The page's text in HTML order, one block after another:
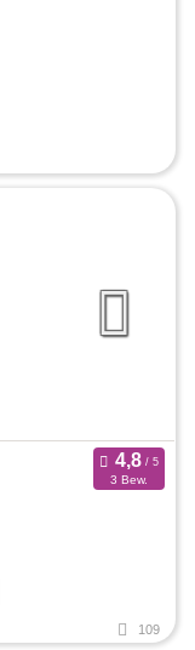
3 Bew.
109